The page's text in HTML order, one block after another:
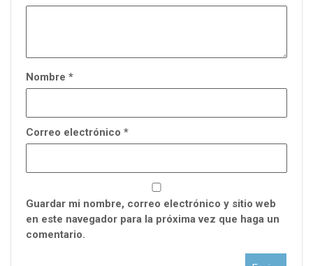
Nombre *
Correo electrónico *
Guardar mi nombre, correo electrónico y sitio web
en este navegador para la próxima vez que haga un
comentario.